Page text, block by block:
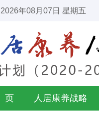
年08月07日 星期五
页 人居康养战略